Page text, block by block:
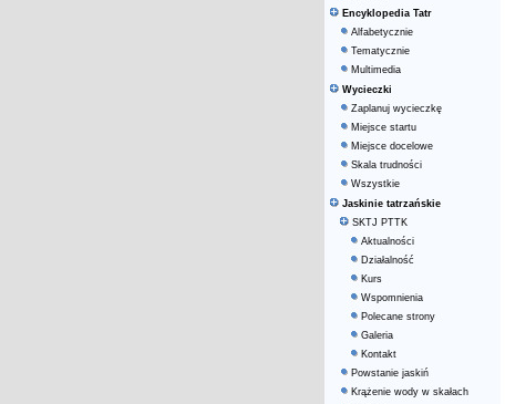
Encyklopedia Tatr
Alfabetycznie
Tematycznie
Multimedia
Wycieczki
Zaplanuj wycieczkę
Miejsce startu
Miejsce docelowe
Skala trudności
Wszystkie
Jaskinie tatrzańskie
SKTJ PTTK
Aktualności
Działalność
Kurs
Wspomnienia
Polecane strony
Galeria
Kontakt
Powstanie jaskiń
Krążenie wody w skałach